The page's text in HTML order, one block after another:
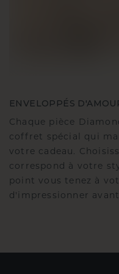
ENVELOPPÉS
Chaque pièce
coffret spécial qui
votre cadeau.
correspond à votre
point vous tenez à
d'impressionner